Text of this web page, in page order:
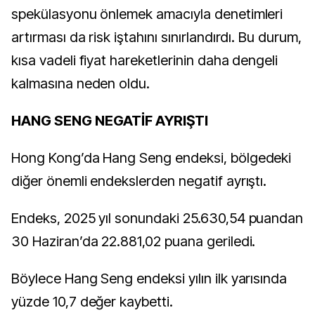
spekülasyonu önlemek amacıyla denetimleri
artırması da risk iştahını sınırlandırdı. Bu durum,
kısa vadeli fiyat hareketlerinin daha dengeli
kalmasına neden oldu.
HANG SENG NEGATİF AYRIŞTI
Hong Kong’da Hang Seng endeksi, bölgedeki
diğer önemli endekslerden negatif ayrıştı.
Endeks, 2025 yıl sonundaki 25.630,54 puandan
30 Haziran’da 22.881,02 puana geriledi.
Böylece Hang Seng endeksi yılın ilk yarısında
yüzde 10,7 değer kaybetti.